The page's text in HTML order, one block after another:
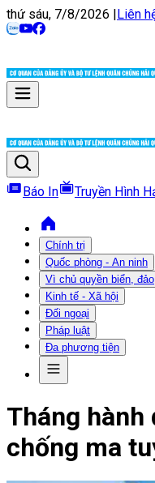
thứ sáu, 7/8/2026 |Liên
Báo In Truyền Hình
Chính trị
Quốc phòng - An ninh
Vì chủ quyền biển, đảo
Kinh tế - Xã hội
Đối ngoại
Pháp luật
Đa phương tiện
Tháng hành
chống ma